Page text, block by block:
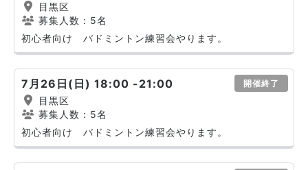
目黒区
募集人数：5名
初心者向け バドミントン練習会やります。
7月26日(日) 18:00 -21:00 開催終了
目黒区
募集人数：5名
初心者向け バドミントン練習会やります。